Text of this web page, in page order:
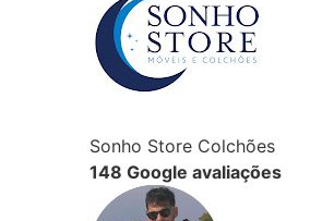
Sonho Store Colchões
148 Google avaliações